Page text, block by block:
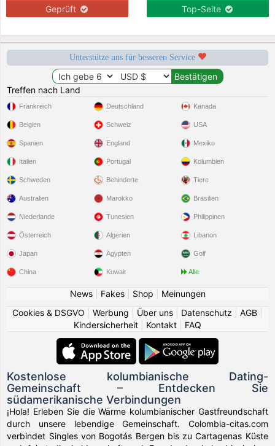
Geprüft Top-Seite
Unterstütze uns für besseren Service
Treffen nach Land
Frankreich
Belgien
Spanien
Italien
Schweden
Deutschland
Schweiz
England
Portugal
Behinderte
Kanada
USA
Mexiko
Kolumbien
Tiere
Australien
Niederlande
Österreich
Japan
China
Marokko
Tunesien
Algerien
Ägypten
Kuwait
Brasilien
Philippinen
Libanon
Golf
Alle
News| Fakes| Shop
Meinungen
Cookies & DSGVO
Werbung Über uns Datenschutz AGB
Kindersicherheit
Kontakt FAQ
Kostenlose kolumbianische Dating-
Gemeinschaft – Entdecken Sie
südamerikanische Verbindungen
¡Hola! Erleben Sie die Wärme kolumbianischer Gastfreundschaft
durch unsere lebendige Gemeinschaft. Colombia-citas.com
verbindet Singles von Bogotás Bergen bis zu Cartagenas Küste